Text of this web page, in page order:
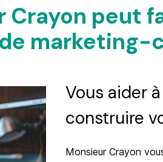
Crayon peut
marketing-
Vous aider
construire
Monsieur Crayon